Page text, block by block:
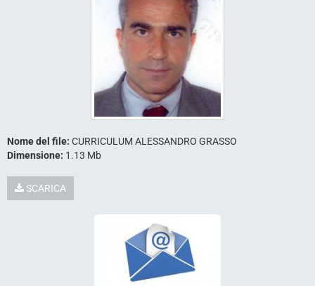
Nome del file: CURRICULUM ALESSANDRO GRASSO
Dimensione: 1.13 Mb
SCARICA